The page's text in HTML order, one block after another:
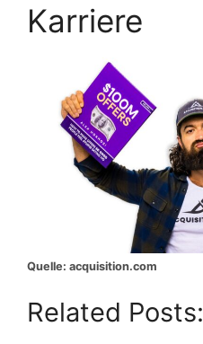
Karriere
Quelle: acquisition.com
Related Posts: